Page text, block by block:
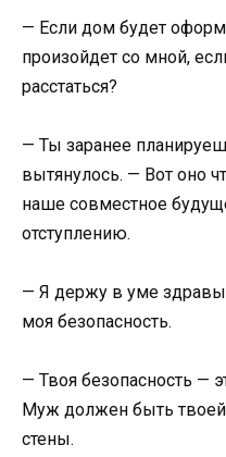
— Если дом будет
произойдет со мной,
расстаться?
— Ты заранее
вытянулось. — Вот оно
наше совместное
отступлению.
— Я держу в уме
моя безопасность.
— Твоя безопасность —
Муж должен быть твоей
стены.